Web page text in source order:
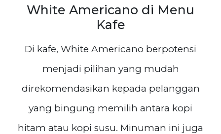
White Americano di Menu
Kafe
Di kafe, White Americano berpotensi
menjadi pilihan yang mudah
direkomendasikan kepada pelanggan
yang bingung memilih antara kopi
hitam atau kopi susu. Minuman ini juga